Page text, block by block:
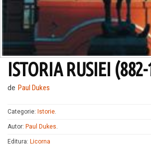
ISTORIA RUSIEI
de Paul Dukes
Categorie: Istorie.
Autor: Paul Dukes.
Editura: Licorna